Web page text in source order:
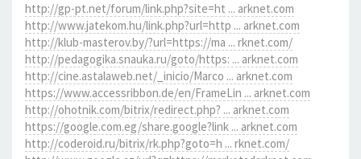
http://gp-pt.net/forum/link.php?site=ht ... arknet.com
http://www.jatekom.hu/link.php?url=http ... arknet.com
http://klub-masterov.by/?url=https://ma ... rknet.com/
http://pedagogika.snauka.ru/goto/https: ... arknet.com
http://cine.astalaweb.net/_inicio/Marco ... arknet.com
https://www.accessribbon.de/en/FrameLin ... arknet.com
http://ohotnik.com/bitrix/redirect.php? ... arknet.com
https://google.com.eg/share.google?link ... arknet.com
http://coderoid.ru/bitrix/rk.php?goto=h ... rknet.com/